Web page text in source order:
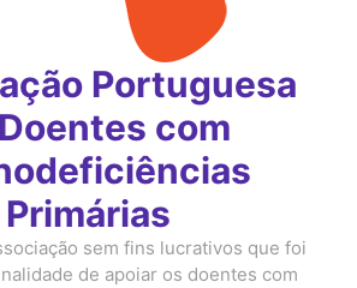
Portuguesa
com
Primárias
sem fins lucrativos que foi
de apoiar os doentes com